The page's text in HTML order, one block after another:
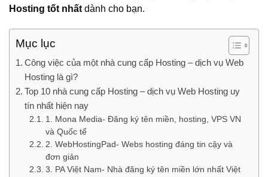
Hosting tốt nhấtdành cho bạn.
Mục lục
Công việc của một nhà cung cấp Hosting – dịch vụ Web
Hosting là gì?
Top 10 nhà cung cấp Hosting – dịch vụ Web Hosting uy
tín nhất hiện nay
1. Mona Media- Đăng ký tên miền, hosting, VPS VN
và Quốc tế
2. WebHostingPad- Webs hosting đáng tin cậy và
đơn giản
3. PA Việt Nam- Nhà đăng ký tên miền lớn nhất Việt